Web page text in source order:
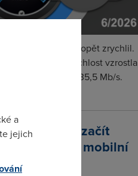
Fi internet v červnu opět zrychlil.
naměřená rychlost vzrostla
o 4 % na 35,5 Mb/s.
plánuje začít
vlastní mobilní
a
jejich